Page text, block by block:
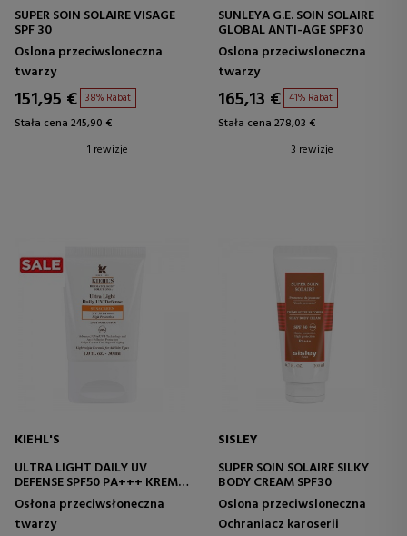
SUPER SOIN SOLAIRE VISAGE
SPF 30
Oslona przeciwsloneczna
twarzy
151,95 € 38% Rabat
Stała cena 245,90 €
1 rewizje
SUNLEYA G.E. SOIN SOLAIRE
GLOBAL ANTI-AGE SPF30
Oslona przeciwsloneczna
twarzy
165,13 € 41% Rabat
Stała cena 278,03 €
3 rewizje
KIEHL'S
ULTRA LIGHT DAILY UV
DEFENSE SPF50 PA+++ KREM Z
FILTREM
PRZECIWSŁONECZNYM
Osłona przeciwsłoneczna
twarzy
SISLEY
SUPER SOIN SOLAIRE SILKY
BODY CREAM SPF30
Oslona przeciwsloneczna
Ochraniacz karoserii